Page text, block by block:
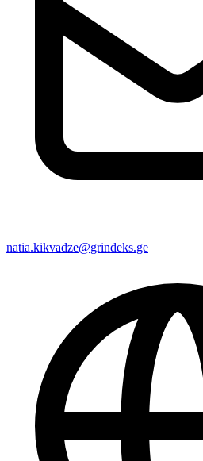
natia.kikvadze@grindeks.ge